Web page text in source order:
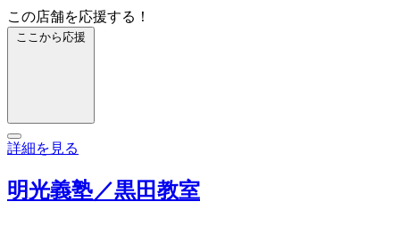
この店舗を応援する！
ここから応援
詳細を見る
明光義塾／黒田教室